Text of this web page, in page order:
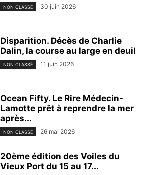
NON CLASSÉ 30 juin 2026
Disparition. Décès de Charlie
Dalin, la course au large en deuil
NON CLASSÉ 11 juin 2026
Ocean Fifty. Le Rire Médecin-
Lamotte prêt à reprendre la mer
après...
NON CLASSÉ 26 mai 2026
20ème édition des Voiles du
Vieux Port du 15 au 17...